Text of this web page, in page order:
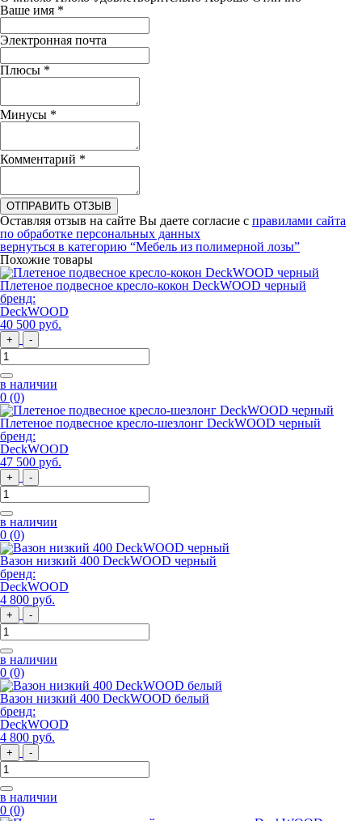
Ваше имя *
Электронная почта
Плюсы *
Минусы *
Комментарий *
ОТПРАВИТЬ ОТЗЫВ
Оставляя отзыв на сайте Вы даете согласие с правилами сайта
по обработке персональных данных
вернуться в категорию “Мебель из полимерной лозы”
Похожие товары
Плетеное подвесное кресло-кокон DeckWOOD черный
бренд:
DeckWOOD
40 500 руб.
+ -
в наличии
0 (0)
Плетеное подвесное кресло-шезлонг DeckWOOD черный
бренд:
DeckWOOD
47 500 руб.
+ -
в наличии
0 (0)
Вазон низкий 400 DeckWOOD черный
бренд:
DeckWOOD
4 800 руб.
+ -
в наличии
0 (0)
Вазон низкий 400 DeckWOOD белый
бренд:
DeckWOOD
4 800 руб.
+ -
в наличии
0 (0)